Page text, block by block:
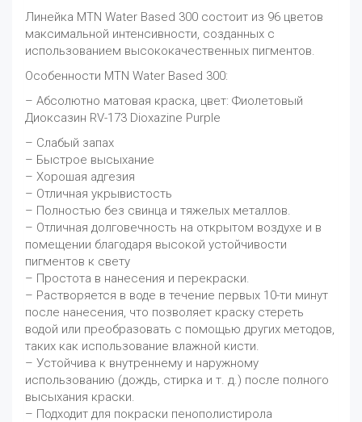
Линейка MTN Water Based 300 состоит из 96 цветов
максимальной интенсивности, созданных с
использованием высококачественных пигментов.
Особенности MTN Water Based 300:
– Абсолютно матовая краска, цвет: Фиолетовый
Диоксазин RV-173 Dioxazine Purple
– Слабый запах
– Быстрое высыхание
– Хорошая адгезия
– Отличная укрывистость
– Полностью без свинца и тяжелых металлов.
– Отличная долговечность на открытом воздухе и в
помещении благодаря высокой устойчивости
пигментов к свету
– Простота в нанесения и перекраски.
– Растворяется в воде в течение первых 10-ти минут
после нанесения, что позволяет краску стереть
водой или преобразовать с помощью других методов,
таких как использование влажной кисти.
– Устойчива к внутреннему и наружному
использованию (дождь, стирка и т. д.) после полного
высыхания краски.
– Подходит для покраски пенополистирола